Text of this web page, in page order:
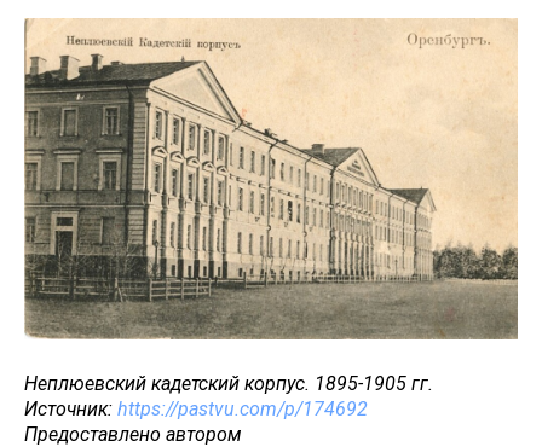
Неплюевский кадетский корпус. 1895-1905 гг.
Источник: https://pastvu.com/p/174692
Предоставлено автором